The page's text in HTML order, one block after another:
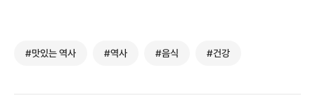
#맛있는 역사 #역사 #음식 #건강